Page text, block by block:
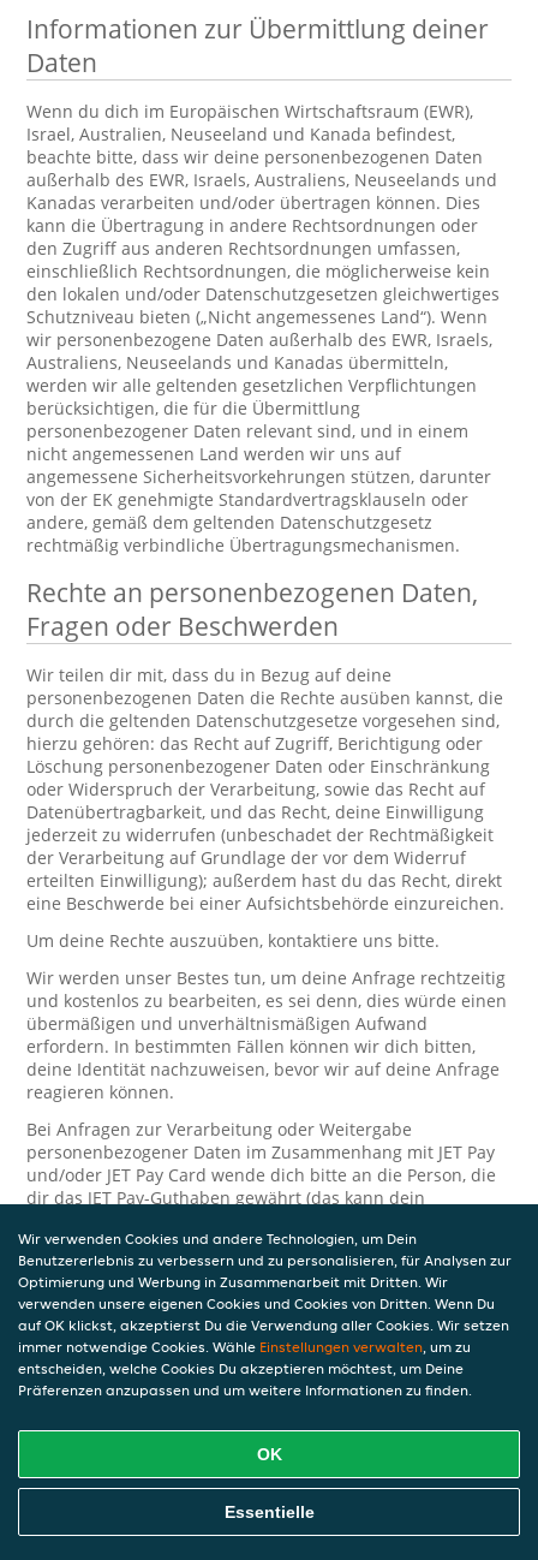
Informationen zur Übermittlung deiner
Daten
Wenn du dich im Europäischen Wirtschaftsraum (EWR),
Israel, Australien, Neuseeland und Kanada befindest,
beachte bitte, dass wir deine personenbezogenen Daten
außerhalb des EWR, Israels, Australiens, Neuseelands und
Kanadas verarbeiten und/oder übertragen können. Dies
kann die Übertragung in andere Rechtsordnungen oder
den Zugriff aus anderen Rechtsordnungen umfassen,
einschließlich Rechtsordnungen, die möglicherweise kein
den lokalen und/oder Datenschutzgesetzen gleichwertiges
Schutzniveau bieten („Nicht angemessenes Land“). Wenn
wir personenbezogene Daten außerhalb des EWR, Israels,
Australiens, Neuseelands und Kanadas übermitteln,
werden wir alle geltenden gesetzlichen Verpflichtungen
berücksichtigen, die für die Übermittlung
personenbezogener Daten relevant sind, und in einem
nicht angemessenen Land werden wir uns auf
angemessene Sicherheitsvorkehrungen stützen, darunter
von der EK genehmigte Standardvertragsklauseln oder
andere, gemäß dem geltenden Datenschutzgesetz
rechtmäßig verbindliche Übertragungsmechanismen.
Rechte an personenbezogenen Daten,
Fragen oder Beschwerden
Wir teilen dir mit, dass du in Bezug auf deine
personenbezogenen Daten die Rechte ausüben kannst, die
durch die geltenden Datenschutzgesetze vorgesehen sind,
hierzu gehören: das Recht auf Zugriff, Berichtigung oder
Löschung personenbezogener Daten oder Einschränkung
oder Widerspruch der Verarbeitung, sowie das Recht auf
Datenübertragbarkeit, und das Recht, deine Einwilligung
jederzeit zu widerrufen (unbeschadet der Rechtmäßigkeit
der Verarbeitung auf Grundlage der vor dem Widerruf
erteilten Einwilligung); außerdem hast du das Recht, direkt
eine Beschwerde bei einer Aufsichtsbehörde einzureichen.
Um deine Rechte auszuüben, kontaktiere uns bitte.
Wir werden unser Bestes tun, um deine Anfrage rechtzeitig
und kostenlos zu bearbeiten, es sei denn, dies würde einen
übermäßigen und unverhältnismäßigen Aufwand
erfordern. In bestimmten Fällen können wir dich bitten,
deine Identität nachzuweisen, bevor wir auf deine Anfrage
reagieren können.
Bei Anfragen zur Verarbeitung oder Weitergabe
personenbezogener Daten im Zusammenhang mit JET Pay
und/oder JET Pay Card wende dich bitte an die Person, die
dir das JET Pay-Guthaben gewährt (das kann dein
erforderlich, da JET und die Person, die dir das Guthaben
gewährt, eine separate Verantwortung für die Verarbeitung
und den Schutz deiner personenbezogenen Daten haben.
Solltest du weitere Fragen oder Beschwerden in Bezug auf
die Verarbeitung deiner personenbezogenen Daten haben,
kontaktieren wir dich gerne. Wir würden uns auch über
Tipps oder Vorschläge zur Verbesserung unserer Erklärung
JET nimmt den Schutz personenbezogener Daten sehr ernst
und daher ergreifen wir angemessene Maßnahmen, um
Wir verwenden Cookies und andere Technologien, um Dein
Benutzererlebnis zu verbessern und zu personalisieren, für Analysen zur
Optimierung und Werbung in Zusammenarbeit mit Dritten. Wir
verwenden unsere eigenen Cookies und Cookies von Dritten. Wenn Du
auf OK klickst, akzeptierst Du die Verwendung aller Cookies. Wir setzen
immer notwendige Cookies. Wähle Einstellungen verwalten, um zu
entscheiden, welche Cookies Du akzeptieren möchtest, um Deine
Präferenzen anzupassen und um weitere Informationen zu finden.
OK
Essentielle